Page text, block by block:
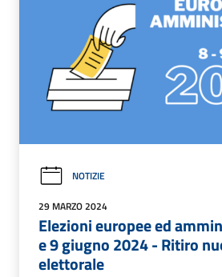
NOTIZIE
29 MARZO 2024
Elezioni europee ed
e 9 giugno 2024 - Ritiro
elettorale